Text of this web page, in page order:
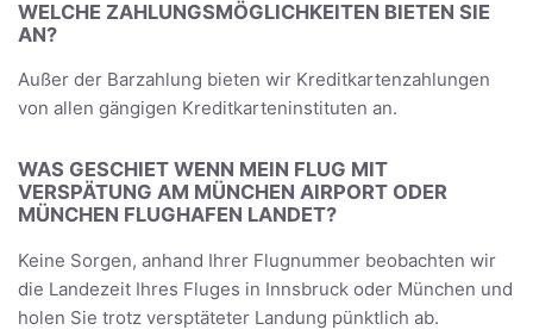
WELCHE ZAHLUNGSMÖGLICHKEITEN BIETEN SIE
AN?
Außer der Barzahlung bieten wir Kreditkartenzahlungen
von allen gängigen Kreditkarteninstituten an.
WAS GESCHIET WENN MEIN FLUG MIT
VERSPÄTUNG AM MÜNCHEN AIRPORT ODER
MÜNCHEN FLUGHAFEN LANDET?
Keine Sorgen, anhand Ihrer Flugnummer beobachten wir
die Landezeit Ihres Fluges in Innsbruck oder München und
holen Sie trotz versptäteter Landung pünktlich ab.